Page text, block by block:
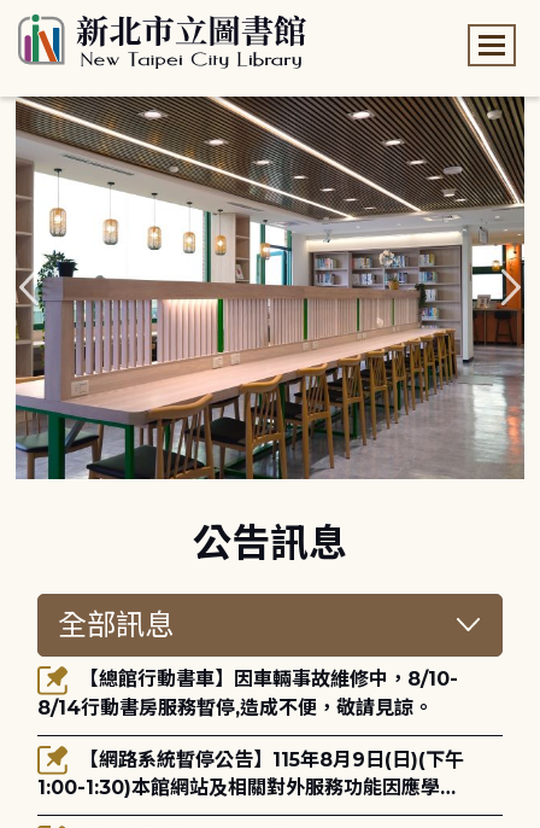
公告訊息
8/14行動書房服務暫停,造成不便，敬請見諒。
1:00-1:30)本館網站及相關對外服務功能因應學術
網路升級更新將暫停服務。